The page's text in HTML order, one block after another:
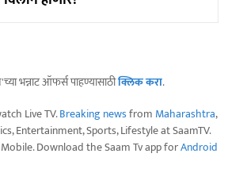
भन्नाट ऑफर्स पाहण्यासाठीक्लिक करा.
Live TV.Breaking newsfrom Maharashtra,
Entertainment, Sports, Lifestyle at SaamTV.
Download the Saam Tv app forAndroid